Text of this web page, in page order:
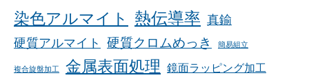
染色アルマイト 熱伝導率 真鍮
硬質アルマイト
硬質クロムめっき 簡易組立
複合旋盤加工 金属表面処理 鏡面ラッピング加工